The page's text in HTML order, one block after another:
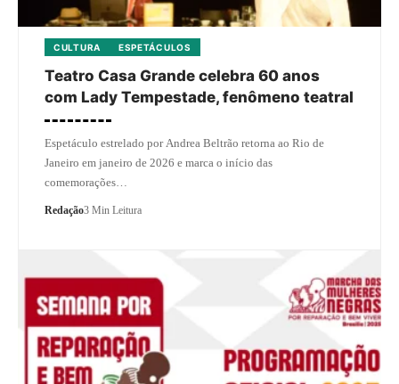
CULTURA ESPETÁCULOS
Teatro Casa Grande celebra 60 anos
com Lady Tempestade, fenômeno teatral
Espetáculo estrelado por Andrea Beltrão retorna ao Rio de
Janeiro em janeiro de 2026 e marca o início das
comemorações…
Redação3 Min Leitura